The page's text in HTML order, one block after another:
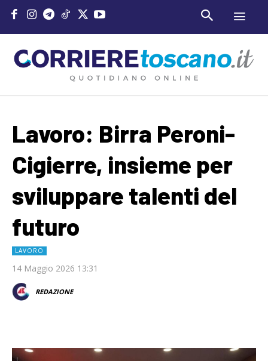
Lavoro: Birra Peroni-
Cigierre, insieme per
sviluppare talenti del
futuro
LAVORO
14 Maggio 2026 13:31
REDAZIONE